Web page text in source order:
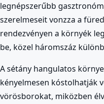
Balatonfüredi
Balaton partján
Aug 7. – Aug 30.
legnépszerűbb
szerelmeseit vonzza a
rendezvényen a környék
be, közel háromszáz
A sétány hangulatos
kényelmesen kóstolhatják
vörösborokat, miközben